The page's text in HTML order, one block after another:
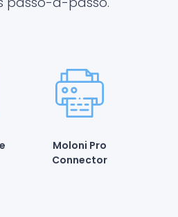
Moloni Pro
Connector